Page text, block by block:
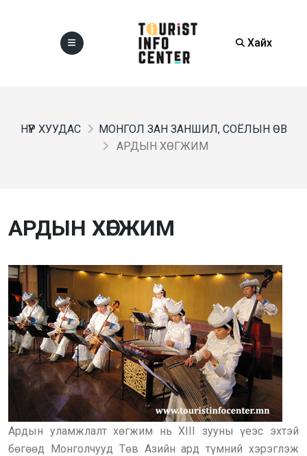
Хайх
НҮҮР ХУУДАС
МОНГОЛ ЗАН ЗАНШИЛ, СОЁЛЫН ӨВ
АРДЫН ХӨГЖИМ
АРДЫН ХӨГЖИМ
Ардын уламжлалт хөгжим нь XIII зууны үеэс эхтэй
бөгөөд Монголчууд Төв Азийн ард түмний хэрэглэж